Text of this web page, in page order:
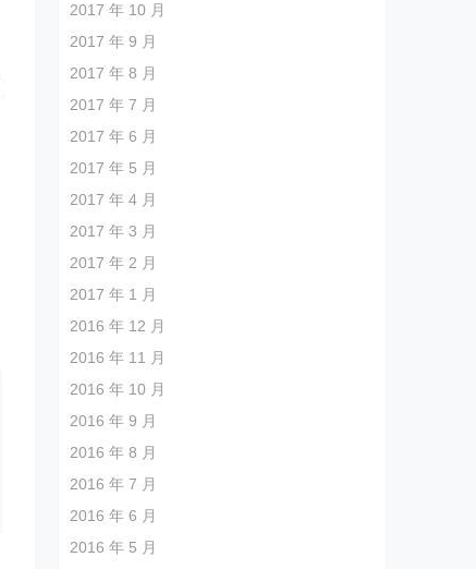
2017 年 10 月
2017 年 9 月
2017 年 8 月
2017 年 7 月
2017 年 6 月
2017 年 5 月
2017 年 4 月
2017 年 3 月
2017 年 2 月
2017 年 1 月
2016 年 12 月
2016 年 11 月
2016 年 10 月
2016 年 9 月
2016 年 8 月
2016 年 7 月
2016 年 6 月
2016 年 5 月